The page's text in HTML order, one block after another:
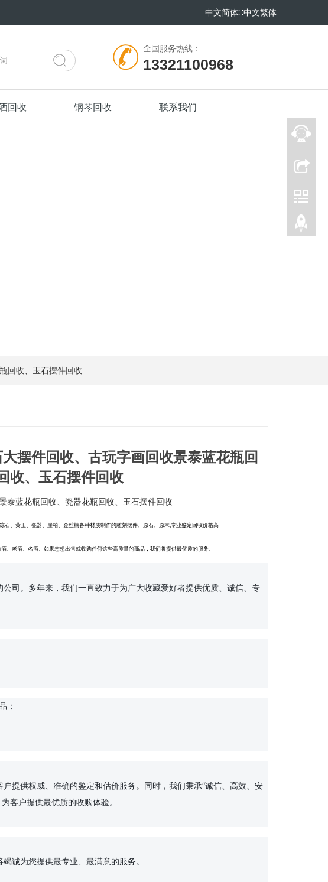
中文繁体
∷
中文简体
全国服务热线：
13321100968
回收 钢琴回收 联系我们
回收、玉石摆件回收
摆件回收、古玩字画回收景泰蓝花瓶回
收、玉石摆件回收
泰蓝花瓶回收、瓷器花瓶回收、玉石摆件回收
石、黄玉、瓷器、崖柏、金丝楠各种材质制作的雕刻摆件、原石、原木,专业鉴定回收价格高
老酒、名酒。如果您想出售或收购任何这些高质量的商品，我们将提供最优质的服务。
；
客户提供最优质的收购体验。